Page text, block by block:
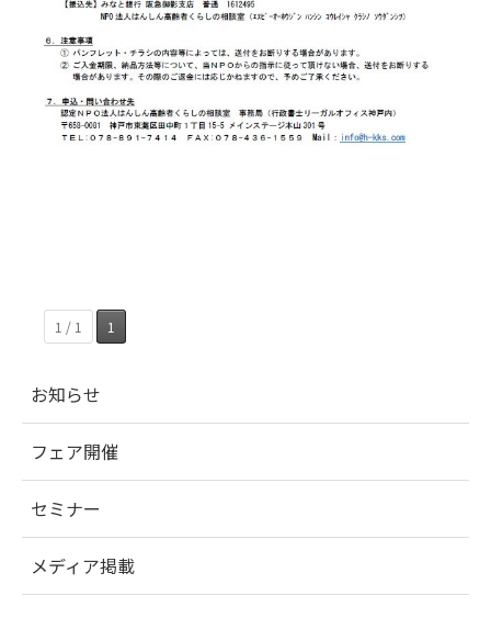
1 / 1 1
お知らせ
フェア開催
セミナー
メディア掲載